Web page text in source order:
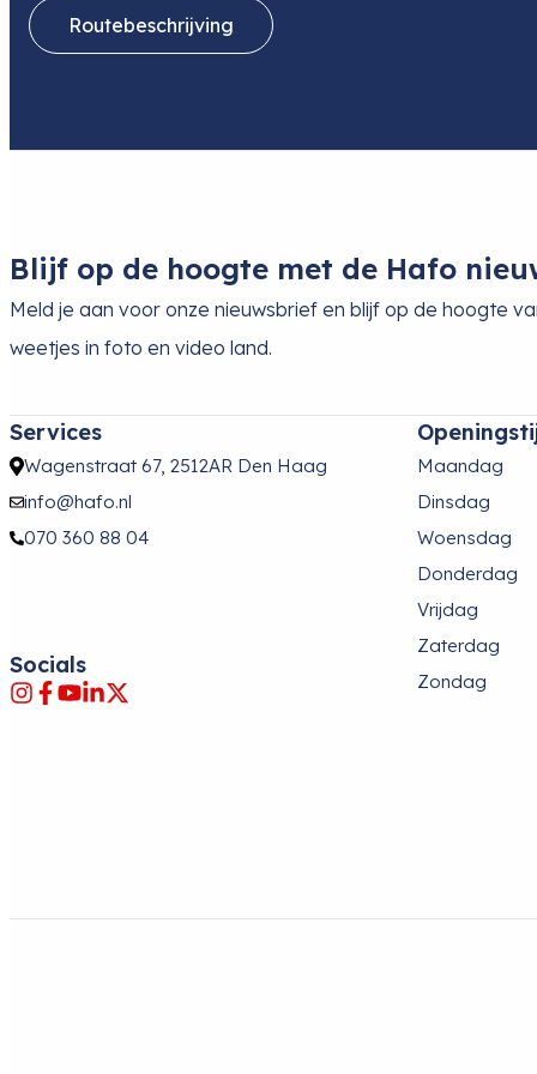
Routebeschrijving
Blijf op de hoogte met de Hafo
Meld je aan voor onze nieuwsbrief en blijf op de hoogte
weetjes in foto en video land.
Services
Wagenstraat 67, 2512AR Den Haag
info@hafo.nl
070 360 88 04
Socials
Maandag
Dinsdag
Woensdag
Donderdag
Vrijdag
Zaterdag
Zondag